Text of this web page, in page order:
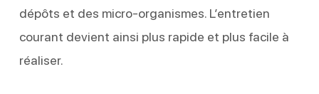
dépôts et des micro-organismes. L’entretien
courant devient ainsi plus rapide et plus facile à
réaliser.